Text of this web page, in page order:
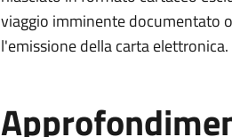
viaggio imminente documentato
l'emissione della carta elettronica.